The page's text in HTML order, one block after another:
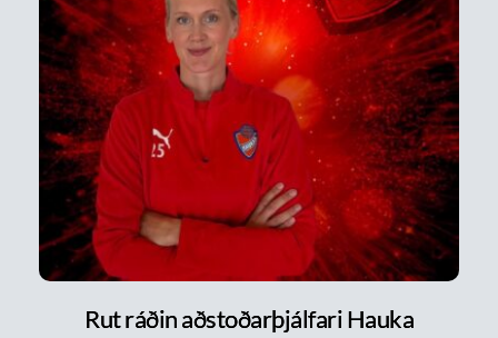
Rut ráðin aðstoðarþjálfari Hauka